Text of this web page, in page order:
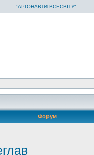
"АРГОНАВТИ ВСЕСВІТУ"
Форум